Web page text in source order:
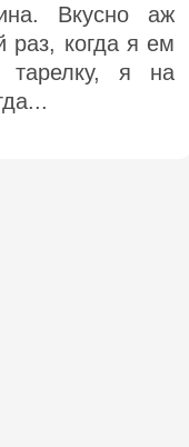
Вкусно аж
раз, когда я ем
тарелку, я на